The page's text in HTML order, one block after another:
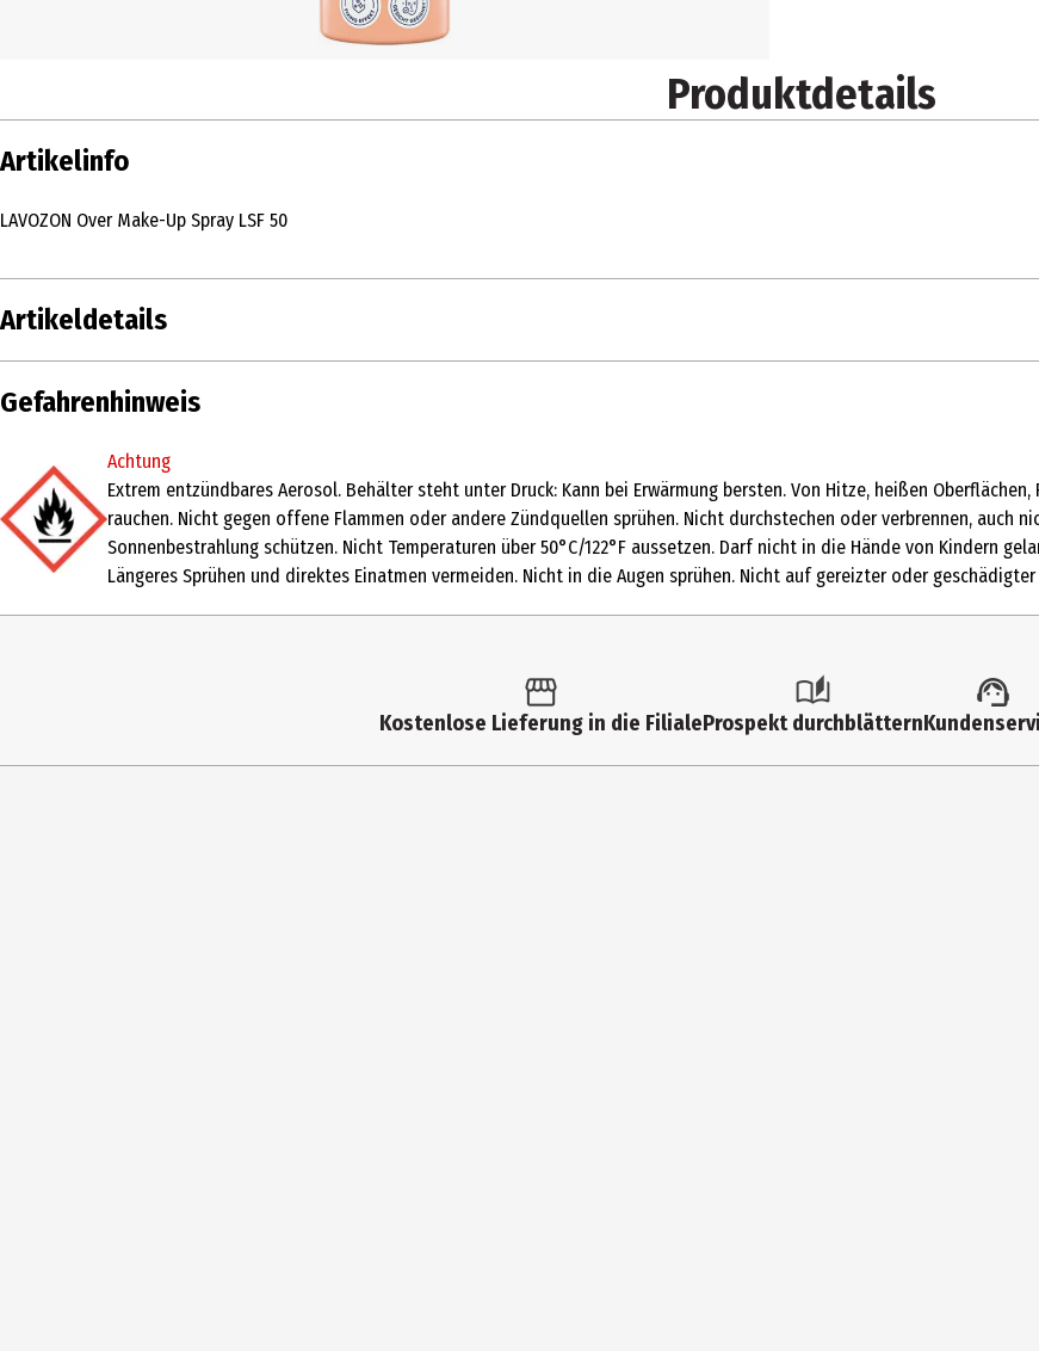
Produktdetails
Artikelinfo
LAVOZON Over Make-Up Spray LSF 50
Artikeldetails
Inhalt
Einsatzbereich Sonnenschutz
Produkteigenschaft pflegend|schützend|feuchtigkeitsspendend
alle Hauttypen
Tocopherol, Pentaerythrityl Tetra-Di-t-Butyl Hydroxyhydrocinnamate, Aqua, Benzoic Acid, Benzyl Alcohol,
Acetyloctahydronaphthalenes.
Wasserfest Ja
Gefahrenhinweis
Achtung
Extrem entzündbares Aerosol. Behälter steht unter Druck: Kann bei Erwärmung bersten. Von Hitze, heißen
rauchen. Nicht gegen offene Flammen oder andere Zündquellen sprühen. Nicht durchstechen oder verbrennen, auch
Sonnenbestrahlung schützen. Nicht Temperaturen über 50°C/122°F aussetzen. Darf nicht in die Hände von Kindern
Längeres Sprühen und direktes Einatmen vermeiden. Nicht in die Augen sprühen. Nicht auf gereizter oder
Kostenlose Lieferung in die FilialeProspekt durchblättern